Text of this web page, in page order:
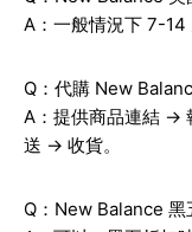
A：一般情況下 7-14
Q：代購 New
A：提供商品連結 →
送 → 收貨。
Q：New Balance 黑